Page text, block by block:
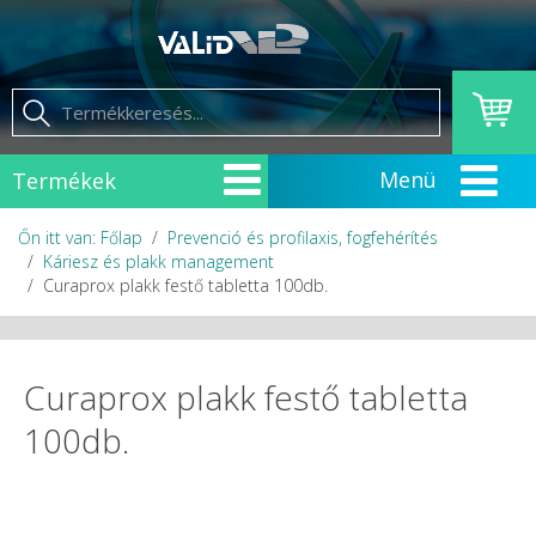
Termékek
Őn itt van: Főlap
Prevenció és profilaxis, fogfehérítés
Káriesz és plakk management
Curaprox plakk festő tabletta 100db.
Curaprox plakk festő tabletta
100db.